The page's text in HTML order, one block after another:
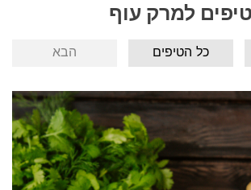
טיפים למרק עוף
הבא כל הטיפים